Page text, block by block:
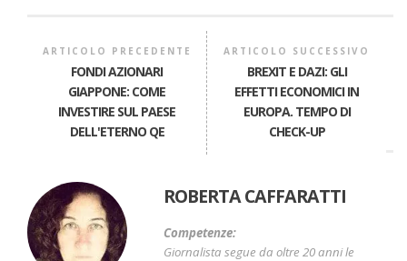
ARTICOLO PRECEDENTE
FONDI AZIONARI
GIAPPONE: COME
INVESTIRE SUL PAESE
DELL'ETERNO QE
ARTICOLO SUCCESSIVO
BREXIT E DAZI: GLI
EFFETTI ECONOMICI IN
EUROPA. TEMPO DI
CHECK-UP
ROBERTA CAFFARATTI
Competenze:
Giornalista segue da oltre 20 anni le